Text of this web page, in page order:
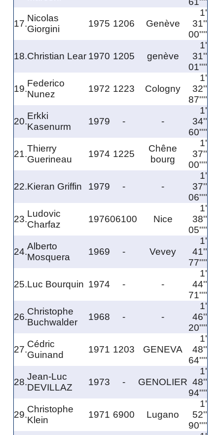
17.
Nicolas
Giorgini
1975 1206 Genève
1'
31''
00''''
18.Christian Lear 1970 1205 genève
1'
31''
01''''
19.
Federico
Nunez
1972 1223 Cologny
1'
32''
87''''
20.
Erkki
Kasenurm
1979 - -
1'
34''
60''''
21.
Thierry
Guerineau
1974 1225
Chêne
bourg
1'
37''
00''''
22.Kieran Griffin 1979 - -
1'
37''
06''''
23.
Ludovic
Charfaz
197606100 Nice
1'
38''
05''''
24.
Alberto
Mosquera
1969 - Vevey
1'
41''
77''''
25.Luc Bourquin 1974 - -
1'
44''
71''''
26.
Christophe
Buchwalder
1968 - -
1'
46''
20''''
27.
Cédric
Guinand
1971 1203 GENEVA
1'
48''
64''''
28.
Jean-Luc
DEVILLAZ
1973 - GENOLIER
1'
48''
94''''
29.
Christophe
Klein
1971 6900 Lugano
1'
52''
90''''